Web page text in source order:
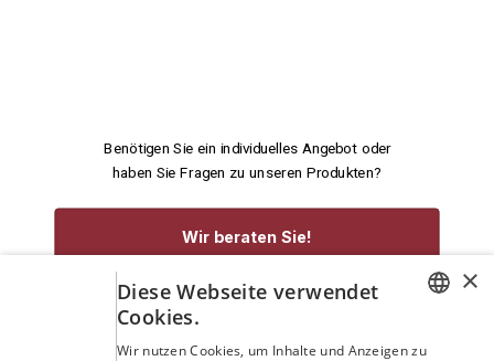
Benötigen Sie ein individuelles Angebot oder
haben Sie Fragen zu unseren Produkten?
Wir beraten Sie!
service@rennecke-medic.com +49 1573 933272
×
Diese Webseite verwendet
Cookies.
Wir nutzen Cookies, um Inhalte und Anzeigen zu